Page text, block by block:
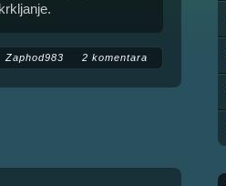
Zaphod983 2 komentara